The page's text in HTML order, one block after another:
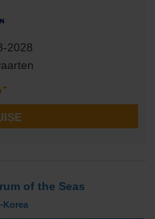
2028
of the Seas
Korea